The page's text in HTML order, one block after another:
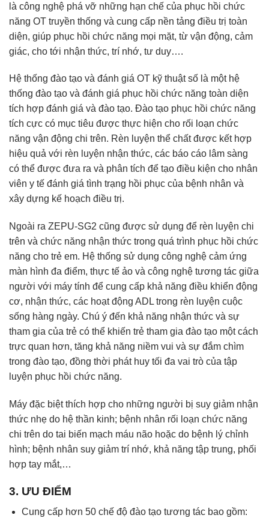
là công nghệ phá vỡ những hạn chế của phục hồi chức
năng OT truyền thống và cung cấp nền tảng điều trị toàn
diện, giúp phục hồi chức năng mọi mặt, từ vận động, cảm
giác, cho tới nhận thức, trí nhớ, tư duy….
Hệ thống đào tạo và đánh giá OT kỹ thuật số là một hệ
thống đào tạo và đánh giá phục hồi chức năng toàn diện
tích hợp đánh giá và đào tạo. Đào tạo phục hồi chức năng
tích cực có mục tiêu được thực hiện cho rối loạn chức
năng vận động chi trên. Rèn luyện thể chất được kết hợp
hiệu quả với rèn luyện nhận thức, các báo cáo lâm sàng
có thể được đưa ra và phân tích để tạo điều kiện cho nhân
viên y tế đánh giá tình trạng hồi phục của bệnh nhân và
xây dựng kế hoạch điều trị.
Ngoài ra ZEPU-SG2 cũng được sử dụng để rèn luyện chi
trên và chức năng nhận thức trong quá trình phục hồi chức
năng cho trẻ em. Hệ thống sử dụng công nghệ cảm ứng
màn hình đa điểm, thực tế ảo và công nghệ tương tác giữa
người với máy tính để cung cấp khả năng điều khiển động
cơ, nhận thức, các hoạt động ADL trong rèn luyện cuộc
sống hàng ngày. Chú ý đến khả năng nhận thức và sự
tham gia của trẻ có thể khiến trẻ tham gia đào tạo một cách
trực quan hơn, tăng khả năng niềm vui và sự đắm chìm
trong đào tạo, đồng thời phát huy tối đa vai trò của tập
luyện phục hồi chức năng.
Máy đặc biệt thích hợp cho những người bị suy giảm nhận
thức nhẹ do hệ thần kinh; bệnh nhân rối loạn chức năng
chi trên do tai biến mạch máu não hoặc do bệnh lý chỉnh
hình; bệnh nhân suy giảm trí nhớ, khả năng tập trung, phối
hợp tay mắt,…
3. ƯU ĐIỂM
Cung cấp hơn 50 chế độ đào tạo tương tác bao gồm: